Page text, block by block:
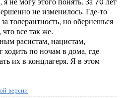
не изменилось. Где-то
толерантность, но обернешься
все так же.
расистам, нацистам,
по ночам в дома, где
их в концлагеря. Я в этом
версии